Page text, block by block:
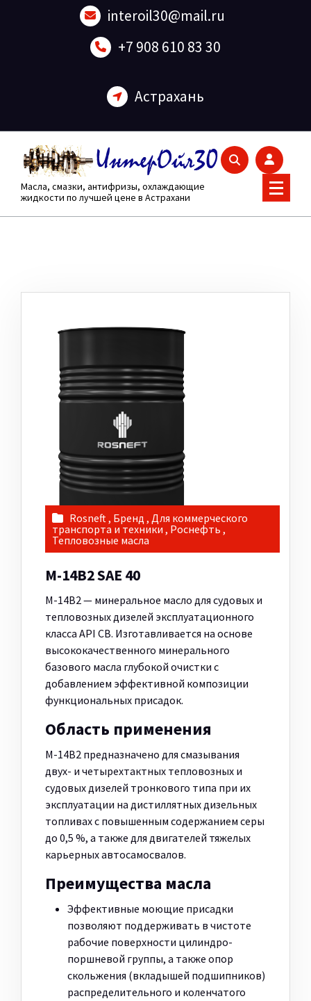
interoil30@mail.ru
+7 908 610 83 30
Астрахань
Масла, смазки, антифризы, охлаждающие
жидкости по лучшей цене в Астрахани
Rosneft, Бренд , Для коммерческого
транспорта и техники , Роснефть ,
Тепловозные масла
М-14В2 SAE 40
М-14В2 — минеральное масло для судовых и
тепловозных дизелей эксплуатационного
класса API CB. Изготавливается на основе
высококачественного минерального
базового масла глубокой очистки с
добавлением эффективной композиции
функциональных присадок.
Область применения
М-14В2 предназначено для смазывания
двух- и четырехтактных тепловозных и
судовых дизелей тронкового типа при их
эксплуатации на дистиллятных дизельных
топливах с повышенным содержанием серы
до 0,5 %, а также для двигателей тяжелых
карьерных автосамосвалов.
Преимущества масла
Эффективные моющие присадки
позволяют поддерживать в чистоте
рабочие поверхности цилиндро-
поршневой группы, а также опор
скольжения (вкладышей подшипников)
распределительного и коленчатого